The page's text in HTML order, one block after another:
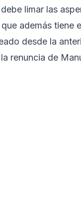
limar las
además tiene
desde la
renuncia de